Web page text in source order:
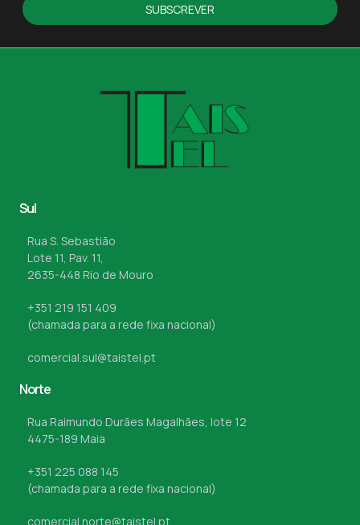
SUBSCREVER
Sul
Rua S. Sebastião
Lote 11, Pav. 11,
2635-448 Rio de Mouro
+351 219 151 409
(chamada para a rede fixa nacional)
comercial.sul@taistel.pt
Norte
Rua Raimundo Durães Magalhães, lote 12
4475-189 Maia
+351 225 088 145
(chamada para a rede fixa nacional)
comercial.norte@taistel.pt